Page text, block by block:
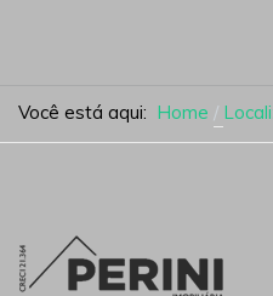
Você está aqui: Home